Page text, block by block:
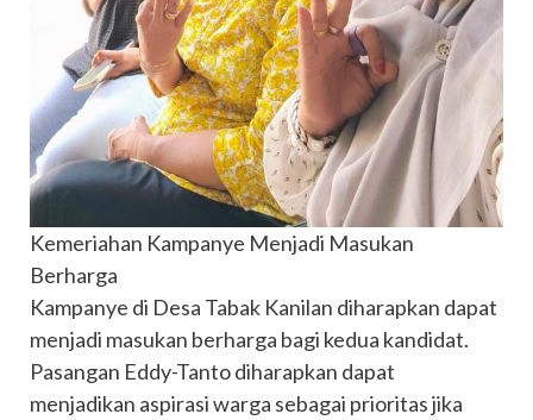
Kemeriahan Kampanye Menjadi Masukan
Berharga
Kampanye di Desa Tabak Kanilan diharapkan dapat
menjadi masukan berharga bagi kedua kandidat.
Pasangan Eddy-Tanto diharapkan dapat
menjadikan aspirasi warga sebagai prioritas jika